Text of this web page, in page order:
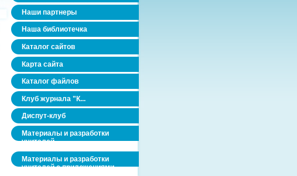
Наши партнеры
Наша библиотечка
Каталог сайтов
Карта сайта
Каталог файлов
Клуб журнала "К...
Диспут-клуб
Материалы и разработки
учителей
Материалы и разработки
учителей с приложениями